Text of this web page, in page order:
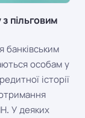
пільговим
банківським
особам у
історії
У деяких